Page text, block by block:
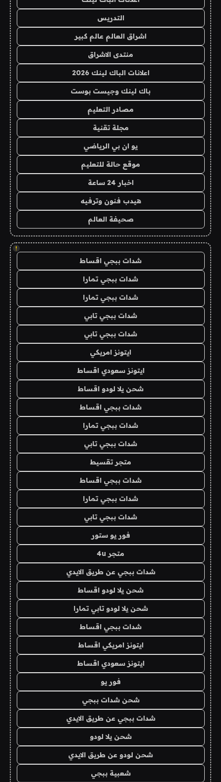
التدريس
اشراق العالم عالم كبير
منتدى الاشراق
اعلانات الباك لينك 2026
باك لينك وجيست بوست
مصادر التعليم
مجلة تقنية
يو ان بي الرياضي
موقع حالة للتعليم
اخبار 24 ساعة
هيدب فنون وترفيه
صحيفة العالم
!
شدات ببجي اقساط
شدات ببجي تمارا
شدات ببجي تمارا
شدات ببجي تابي
شدات ببجي تابي
ايتونز امريكي
ايتونز سعودي اقساط
شحن يلا لودو اقساط
شدات ببجي اقساط
شدات ببجي تمارا
شدات ببجي تابي
متجر تقسيط
شدات ببجي اقساط
شدات ببجي تمارا
شدات ببجي تابي
فور يو ستور
متجر 4u
شدات ببجي عن طريق الايدي
شحن يلا لودو اقساط
شحن يلا لودو تابي تمارا
شدات ببجي اقساط
ايتونز امريكي اقساط
ايتونز سعودي اقساط
فور يو
شحن شدات ببجي
شدات ببجي عن طريق الايدي
شحن يلا لودو
شحن لودو عن طريق الايدي
شعبية ببجي